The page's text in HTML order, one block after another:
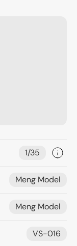
1/35
Meng Model
Meng Model
VS-016